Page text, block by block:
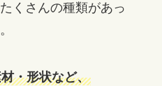
くさんの種類があっ
・形状など、